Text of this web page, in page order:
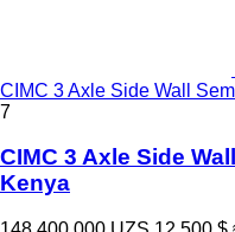
CIMC 3 Axle Side Wall
7
CIMC 3 Axle Side
Kenya